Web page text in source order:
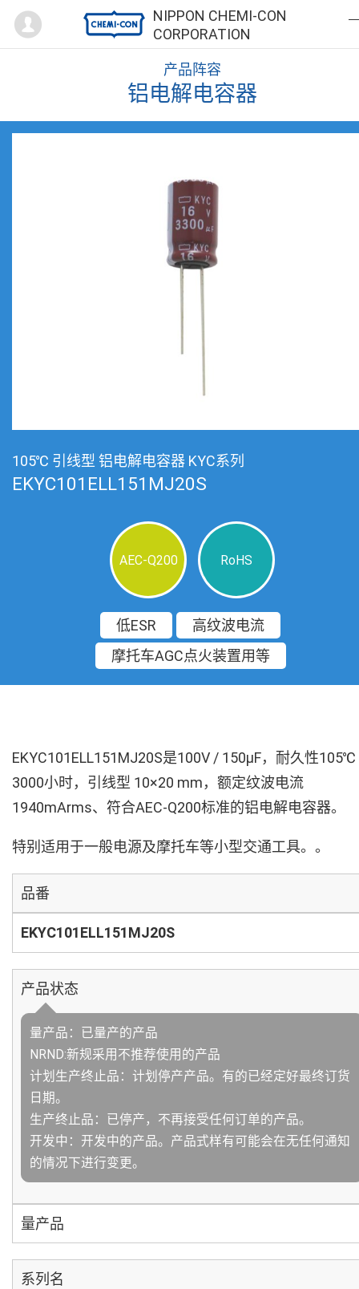
NIPPON CHEMI-CON
CORPORATION
Mypage
产品阵容
铝电解电容器
105℃ 引线型 铝电解电容器 KYC系列
EKYC101ELL151MJ20S
AEC-Q200 RoHS
低ESR
高纹波电流
摩托车AGC点火装置用等
EKYC101ELL151MJ20S是100V / 150µF，耐久性105℃
3000小时，引线型 10×20 mm，额定纹波电流
1940mArms、符合AEC-Q200标准的铝电解电容器。
特别适用于一般电源及摩托车等小型交通工具。。
品番
EKYC101ELL151MJ20S
产品状态
量产品：已量产的产品
NRND:新规采用不推荐使用的产品
计划生产终止品：计划停产产品。有的已经定好最终订货
日期。
生产终止品：已停产，不再接受任何订单的产品。
开发中：开发中的产品。产品式样有可能会在无任何通知
的情况下进行变更。
量产品
系列名